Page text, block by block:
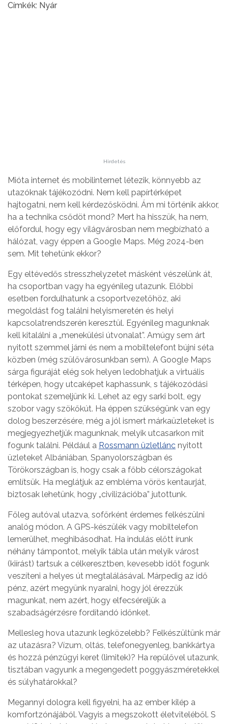
Címkék: Nyár
Hirdetés
Mióta internet és mobilinternet létezik, könnyebb az
utazóknak tájékozódni. Nem kell papírtérképet
hajtogatni, nem kell kérdezősködni. Ám mi történik akkor,
ha a technika csődöt mond? Mert ha hisszük, ha nem,
előfordul, hogy egy világvárosban nem megbízható a
hálózat, vagy éppen a Google Maps. Még 2024-ben
sem. Mit tehetünk ekkor?
Egy eltévedős stresszhelyzetet másként vészelünk át,
ha csoportban vagy ha egyénileg utazunk. Előbbi
esetben fordulhatunk a csoportvezetőhöz, aki
megoldást fog találni helyismeretén és helyi
kapcsolatrendszerén keresztül. Egyénileg magunknak
kell kitalálni a „menekülési útvonalat”. Amúgy sem árt
nyitott szemmel járni és nem a mobiltelefont bújni séta
közben (még szülővárosunkban sem). A Google Maps
sárga figuráját elég sok helyen ledobhatjuk a virtuális
térképen, hogy utcaképet kaphassunk, s tájékozódási
pontokat szemeljünk ki. Lehet az egy sarki bolt, egy
szobor vagy szökőkút. Ha éppen szükségünk van egy
dolog beszerzésére, még a jól ismert márkaüzleteket is
megjegyezhetjük magunknak, melyik utcasarkon mit
fogunk találni. Például a Rossmann üzletlánc nyitott
üzleteket Albániában, Spanyolországban és
Törökországban is, hogy csak a főbb célországokat
említsük. Ha meglátjuk az embléma vörös kentaurját,
biztosak lehetünk, hogy „civilizációba” jutottunk.
Főleg autóval utazva, sofőrként érdemes felkészülni
analóg módon. A GPS-készülék vagy mobiltelefon
lemerülhet, meghibásodhat. Ha indulás előtt írunk
néhány támpontot, melyik tábla után melyik várost
(kiírást) tartsuk a célkeresztben, kevesebb időt fogunk
veszíteni a helyes út megtalálásával. Márpedig az idő
pénz, azért megyünk nyaralni, hogy jól érezzük
magunkat, nem azért, hogy elfecséreljük a
szabadságérzésre fordítandó időnket.
Mellesleg hova utazunk legközelebb? Felkészültünk már
az utazásra? Vízum, oltás, telefonegyenleg, bankkártya
és hozzá pénzügyi keret (limitek)? Ha repülővel utazunk,
tisztában vagyunk a megengedett poggyászméretekkel
és súlyhatárokkal?
Megannyi dologra kell figyelni, ha az ember kilép a
komfortzónájából. Vagyis a megszokott életviteléből. S